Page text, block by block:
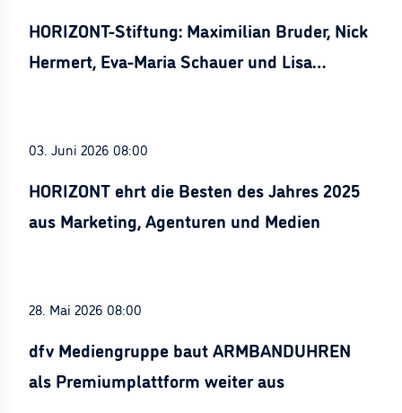
HORIZONT-Stiftung: Maximilian Bruder, Nick
Hermert, Eva-Maria Schauer und Lisa
03. Juni 2026 08:00
HORIZONT ehrt die Besten des Jahres 2025
aus Marketing, Agenturen und Medien
28. Mai 2026 08:00
dfv Mediengruppe baut ARMBANDUHREN
als Premiumplattform weiter aus